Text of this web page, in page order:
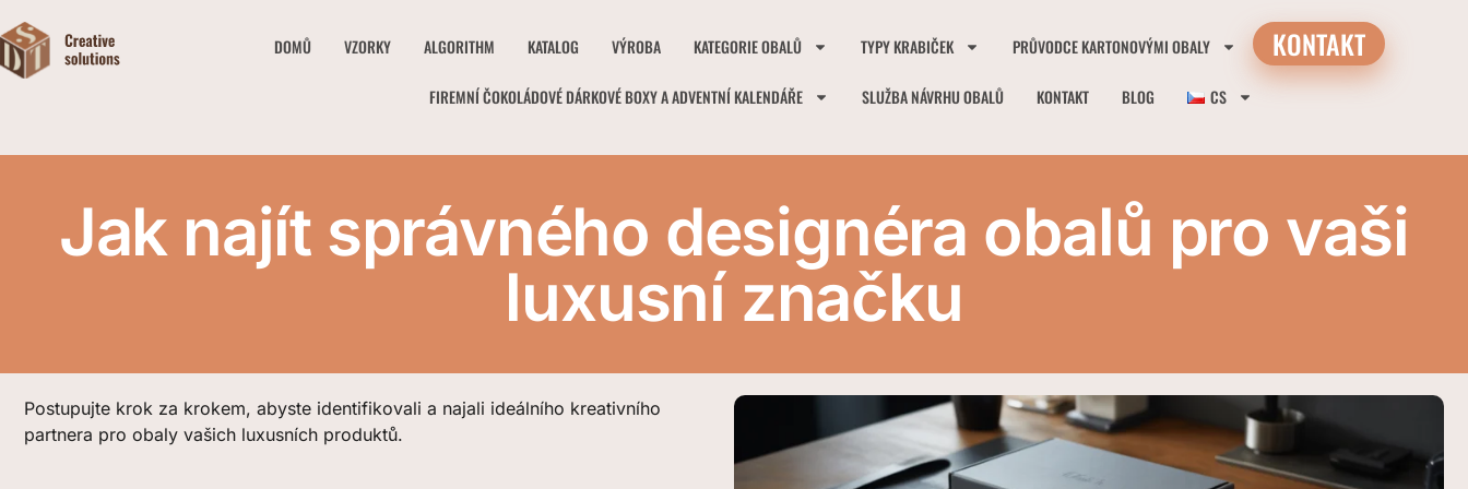
DOMŮ VZORKY ALGORITHM KATALOG VÝROBA KATEGORIE OBALŮ TYPY KRABIČEK PRŮVODCE KARTONOVÝMI OBALY
FIREMNÍ ČOKOLÁDOVÉ DÁRKOVÉ BOXY A ADVENTNÍ KALENDÁŘE SLUŽBA NÁVRHU OBALŮ KONTAKT BLOG CS
KONTAKT
Jak najít správného designéra obalů pro vaši
luxusní značku
Postupujte krok za krokem, abyste identifikovali a najali ideálního kreativního
partnera pro obaly vašich luxusních produktů.